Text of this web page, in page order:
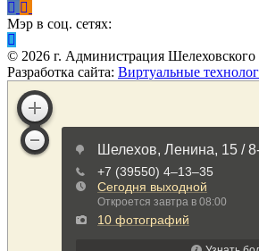
Мэр в соц. сетях:
© 2026 г. Администрация Шелеховского
Разработка сайта: Виртуальные